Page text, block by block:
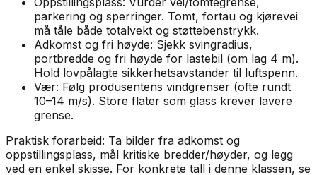
parkering og sperringer. Tomt, fortau og kjørevei
må tåle både totalvekt og støttebenstrykk.
Adkomst og fri høyde: Sjekk svingradius,
portbredde og fri høyde for lastebil (om lag 4 m).
Hold lovpålagte sikkerhetsavstander til luftspenn.
Vær: Følg produsentens vindgrenser (ofte rundt
10–14 m/s). Store flater som glass krever lavere
grense.
Praktisk forarbeid: Ta bilder fra adkomst og
oppstillingsplass, mål kritiske bredder/høyder, og legg
ved en enkel skisse. For konkrete tall i denne klassen, se